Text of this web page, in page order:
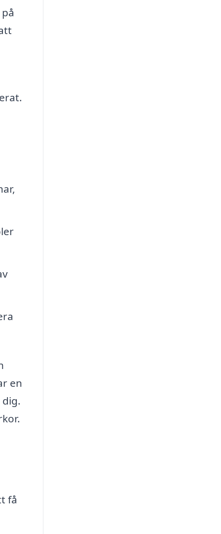
en
få